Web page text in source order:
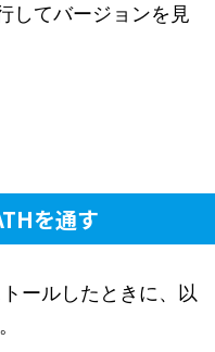
してバージョンを見
を通す
ールしたときに、以